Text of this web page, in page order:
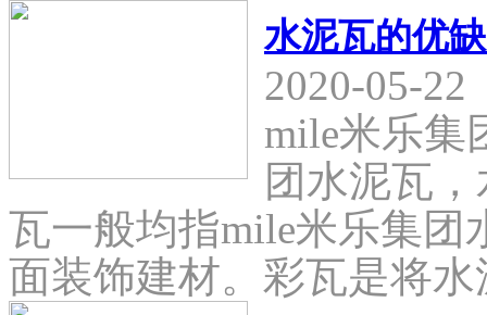
水泥瓦的优
2020-05-22
mile米乐集
团水泥瓦
瓦一般均指mile米乐集团
面装饰建材。彩瓦是将